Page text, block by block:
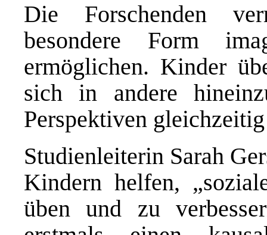
Die Forschenden
besondere Form
ermöglichen. Kinder
sich in andere
Perspektiven
Studienleiterin Sarah
Kindern helfen,
üben und zu